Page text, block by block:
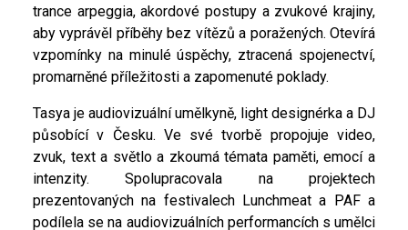
trance arpeggia, akordové postupy a zvukové krajiny,
aby vyprávěl příběhy bez vítězů a poražených. Otevírá
vzpomínky na minulé úspěchy, ztracená spojenectví,
promarněné příležitosti a zapomenuté poklady.
Tasya je audiovizuální umělkyně, light designérka a DJ
působící v Česku. Ve své tvorbě propojuje video,
zvuk, text a světlo a zkoumá témata paměti, emocí a
intenzity. Spolupracovala na projektech
prezentovaných na festivalech Lunchmeat a PAF a
podílela se na audiovizuálních performancích s umělci